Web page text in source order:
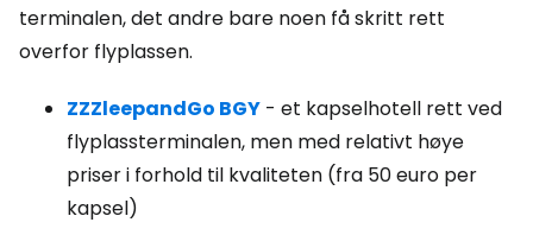
terminalen, det andre bare noen få skritt rett
overfor flyplassen.
ZZZleepandGo BGY - et kapselhotell rett ved
flyplassterminalen, men med relativt høye
priser i forhold til kvaliteten (fra 50 euro per
kapsel)